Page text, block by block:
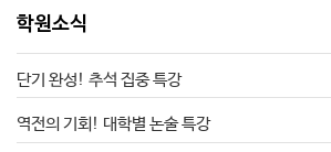
학원소식
단기 완성! 추석 집중 특강
역전의 기회! 대학별 논술 특강